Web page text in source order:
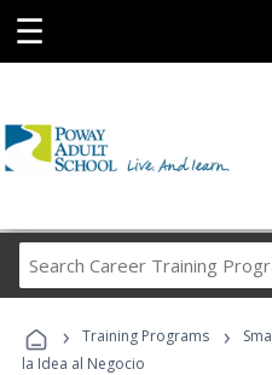
☰
› Training Programs ›
la Idea al Negocio